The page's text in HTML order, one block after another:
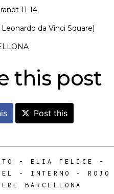
11-14
Leonardo da Vinci Square)
this post
Post this
- ELIA FELICE
-
- INTERNO - ROJO
BARCELLONA